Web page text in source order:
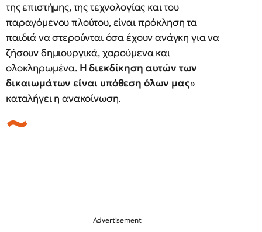
της επιστήμης, της τεχνολογίας και του
παραγόμενου πλούτου, είναι πρόκληση τα
παιδιά να στερούνται όσα έχουν ανάγκη για να
ζήσουν δημιουργικά, χαρούμενα και
ολοκληρωμένα. Η διεκδίκηση αυτών των
δικαιωμάτων είναι υπόθεση όλων μας»
καταλήγει η ανακοίνωση.